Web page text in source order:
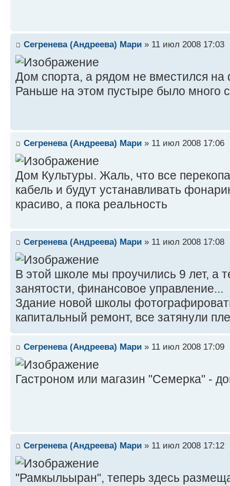
Сегренева (Андреева) Мари » 11 июл 2008 17:03
Дом спорта, а рядом не вместился на
Раньше на этом пустыре было много
Сегренева (Андреева) Мари » 11 июл 2008 17:06
Дом Культуры. Жаль, что все
кабель и будут устанавливать
красиво, а пока реальность
Сегренева (Андреева) Мари » 11 июл 2008 17:08
В этой школе мы проучились 9 лет, а
занятости, финансовое управление...
Здание новой школы
капитальный ремонт, все затянули
Сегренева (Андреева) Мари » 11 июл 2008 17:09
Гастроном или магазин "Семерка" -
Сегренева (Андреева) Мари » 11 июл 2008 17:12
"Рамкыльыран", теперь здесь